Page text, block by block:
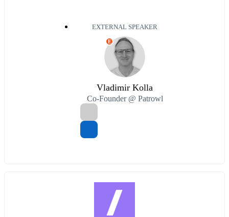
EXTERNAL SPEAKER
E
Vladimir Kolla
Co-Founder @ Patrowl